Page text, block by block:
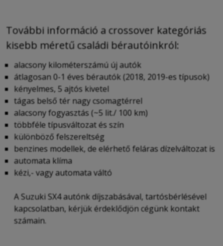
További információ a crossover kategóriás
kisebb méretű családi bérautóinkról:
alacsony kilométerszámú új autók
átlagosan 0-1 éves bérautók (2018, 2019-es típusok)
kényelmes, 5 ajtós kivetel
tágas belső tér nagy csomagtérrel
alacsony fogyasztás (~5 lit./ 100 km)
többféle típusváltozat és szín
különböző felszereltség
benzines modellek, de elérhető feláras dízelváltozat is
automata klíma
kézi,- vagy automata váltó
A Suzuki SX4 autónk díjszabásával, tartósbérlésével
kapcsolatban, kérjük érdeklődjön cégünk kontakt
számain.